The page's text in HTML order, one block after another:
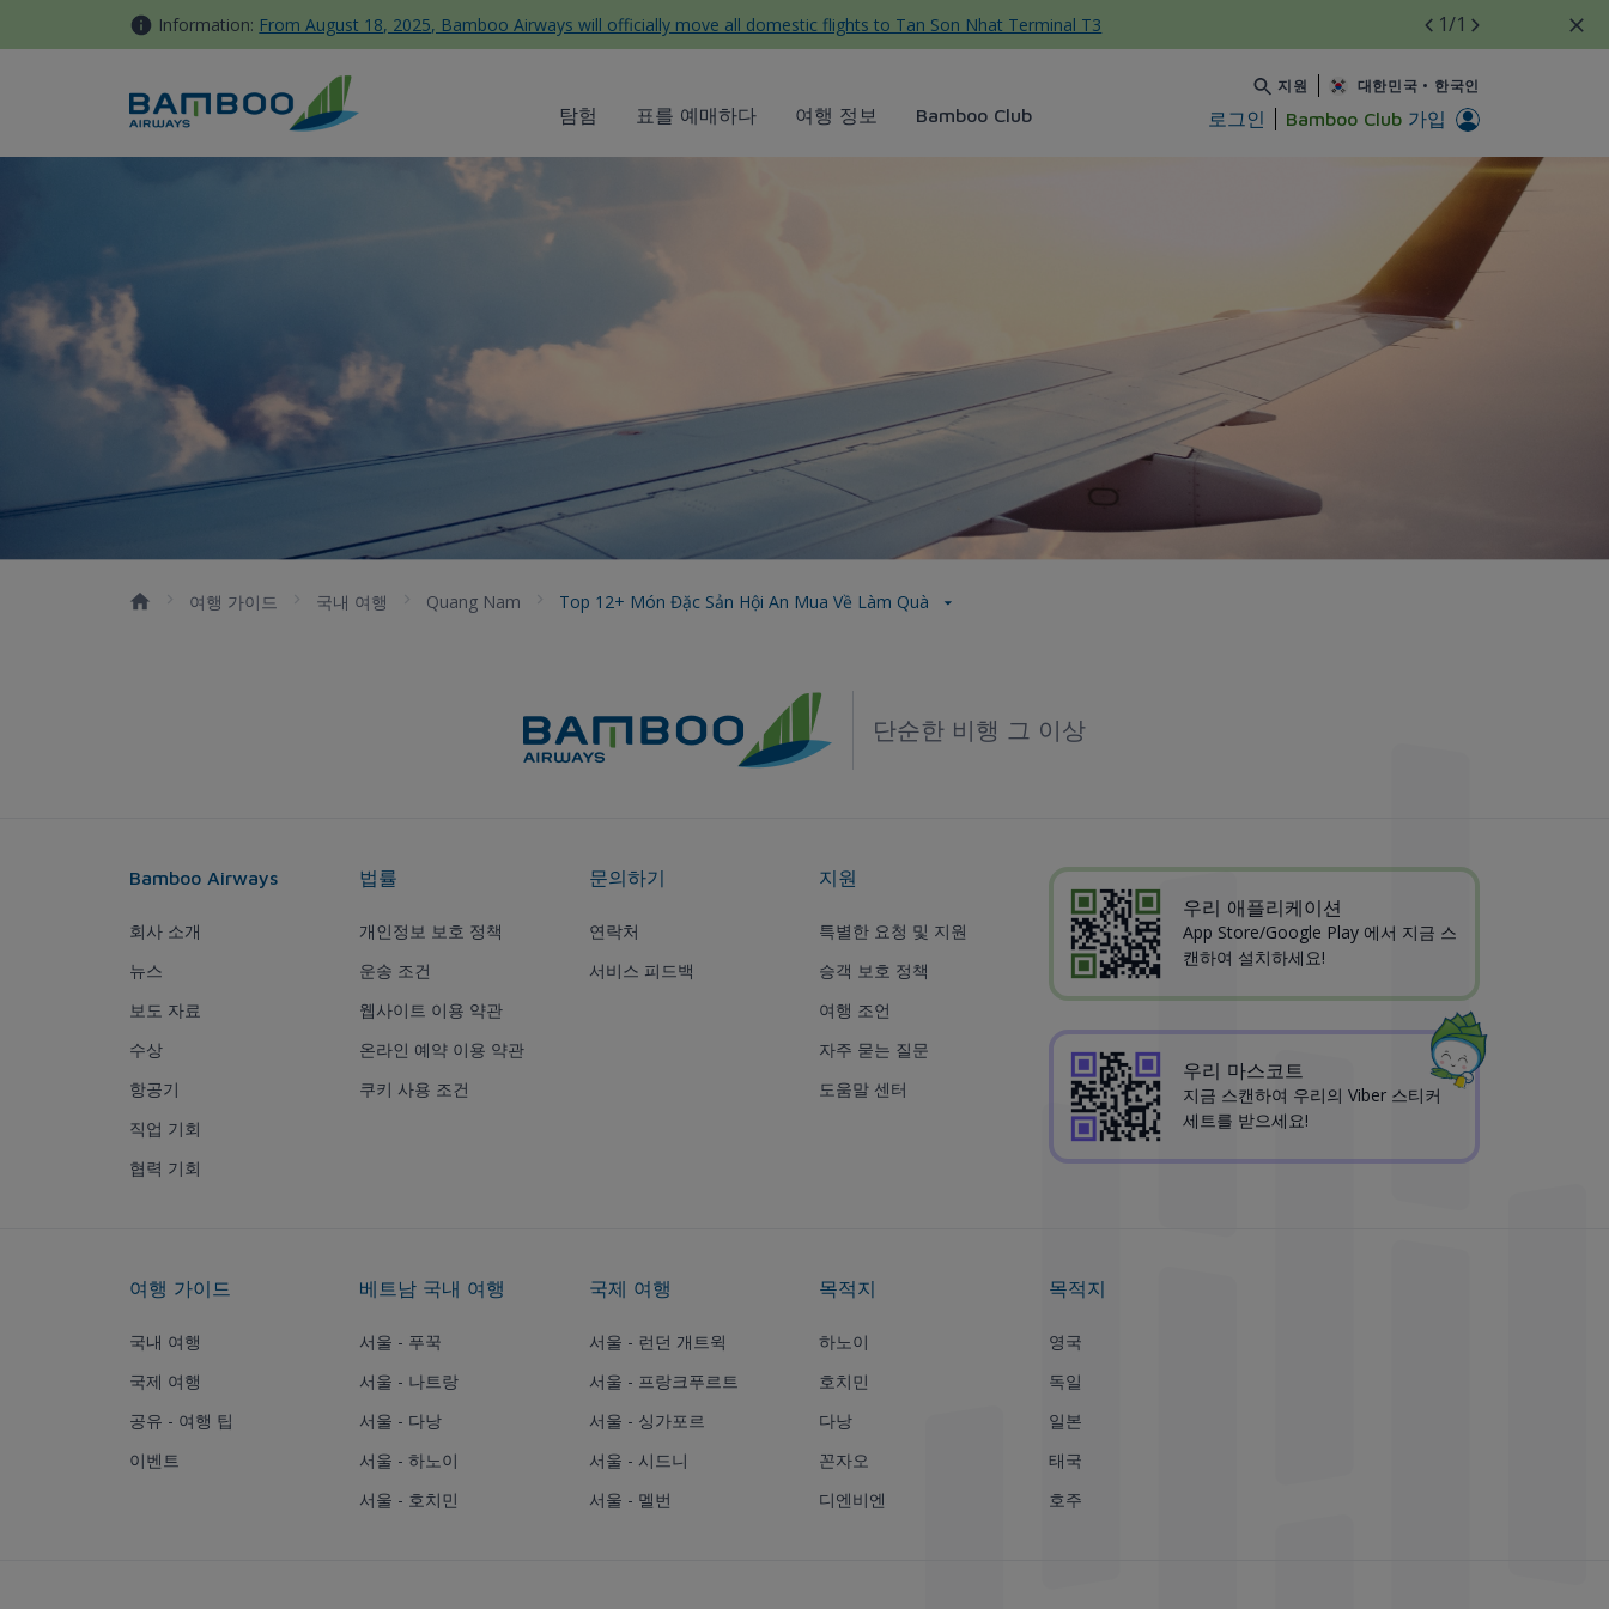
Information: From August 18, 2025, Bamboo Airways will officially move all domestic flights to Tan Son Nhat Terminal T3 1/1
탐험 표를 예매하다 여행 정보 Bamboo Club
지원 대한민국 • 한국인
로그인 Bamboo Club 가입
Top 12+ món đặc sản hội an mua về làm quà - Bamboo Airways
여행 가이드 국내 여행 Quang Nam Top 12+ Món Đặc Sản Hội An Mua Về Làm Quà
단순한 비행 그 이상
Bamboo Airways
회사 소개
뉴스
보도 자료
수상
항공기
직업 기회
협력 기회
법률
개인정보 보호 정책
운송 조건
웹사이트 이용 약관
온라인 예약 이용 약관
쿠키 사용 조건
문의하기
연락처
서비스 피드백
지원
특별한 요청 및 지원
승객 보호 정책
여행 조언
자주 묻는 질문
도움말 센터
우리 애플리케이션
App Store/Google Play 에서 지금 스
캔하여 설치하세요!
우리 마스코트
지금 스캔하여 우리의 Viber 스티커
세트를 받으세요!
여행 가이드
국내 여행
국제 여행
공유 - 여행 팁
이벤트
베트남 국내 여행
서울 - 푸꾹
서울 - 나트랑
서울 - 다낭
서울 - 하노이
서울 - 호치민
국제 여행
서울 - 런던 개트윅
서울 - 프랑크푸르트
서울 - 싱가포르
서울 - 시드니
서울 - 멜번
목적지
하노이
호치민
다낭
꼰자오
디엔비엔
목적지
영국
독일
일본
태국
호주